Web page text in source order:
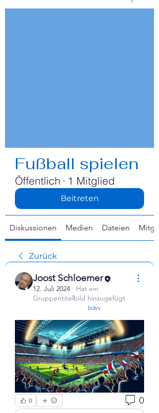
Fußball spielen
Öffentlich · 1 Mitglied
Beitreten
Diskussionen Medien Dateien
Zurück
Joost Schloemer
12. Juli 2024 · Hat ein
Gruppentitelbild hinzugefügt
bdvv
0 0